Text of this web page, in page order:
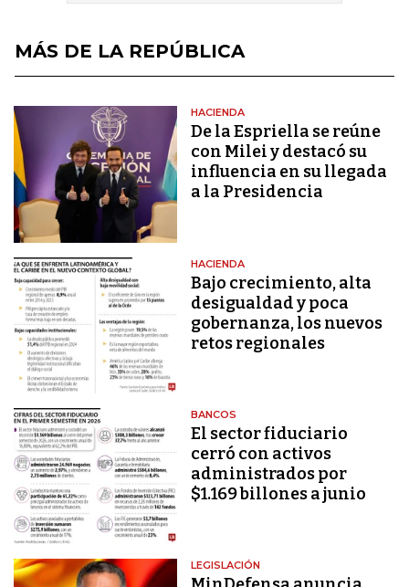
MÁS DE LA REPÚBLICA
HACIENDA
De la Espriella se reúne
con Milei y destacó su
influencia en su llegada
a la Presidencia
HACIENDA
Bajo crecimiento, alta
desigualdad y poca
gobernanza, los nuevos
retos regionales
BANCOS
El sector fiduciario
cerró con activos
administrados por
$1.169 billones a junio
LEGISLACIÓN